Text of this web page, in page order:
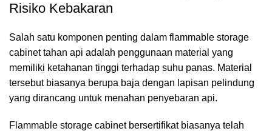
Risiko Kebakaran
Salah satu komponen penting dalam flammable storage
cabinet tahan api adalah penggunaan material yang
memiliki ketahanan tinggi terhadap suhu panas. Material
tersebut biasanya berupa baja dengan lapisan pelindung
yang dirancang untuk menahan penyebaran api.
Flammable storage cabinet bersertifikat biasanya telah